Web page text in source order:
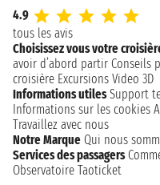
4.9
tous les avis
Choisissez vous votre
avoir d’abord partir Conseils
croisière Excursions Video 3D
Informations utiles Support
Informations sur les cookies
Travaillez avec nous
Notre Marque Qui nous
Services des passagers
Observatoire Taoticket